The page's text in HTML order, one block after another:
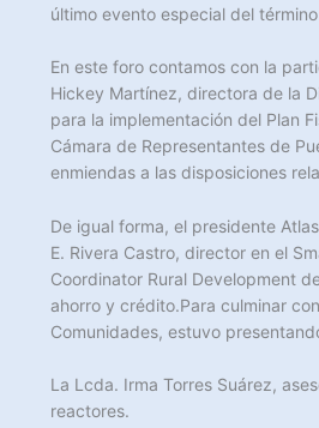
último evento especial del
En este foro contamos con la
Hickey Martínez, directora de la
para la implementación del Plan
Cámara de Representantes de
enmiendas a las disposiciones
De igual forma, el presidente
E. Rivera Castro, director en el
Coordinator Rural Development
ahorro y crédito.Para culminar
Comunidades, estuvo
La Lcda. Irma Torres Suárez,
reactores.